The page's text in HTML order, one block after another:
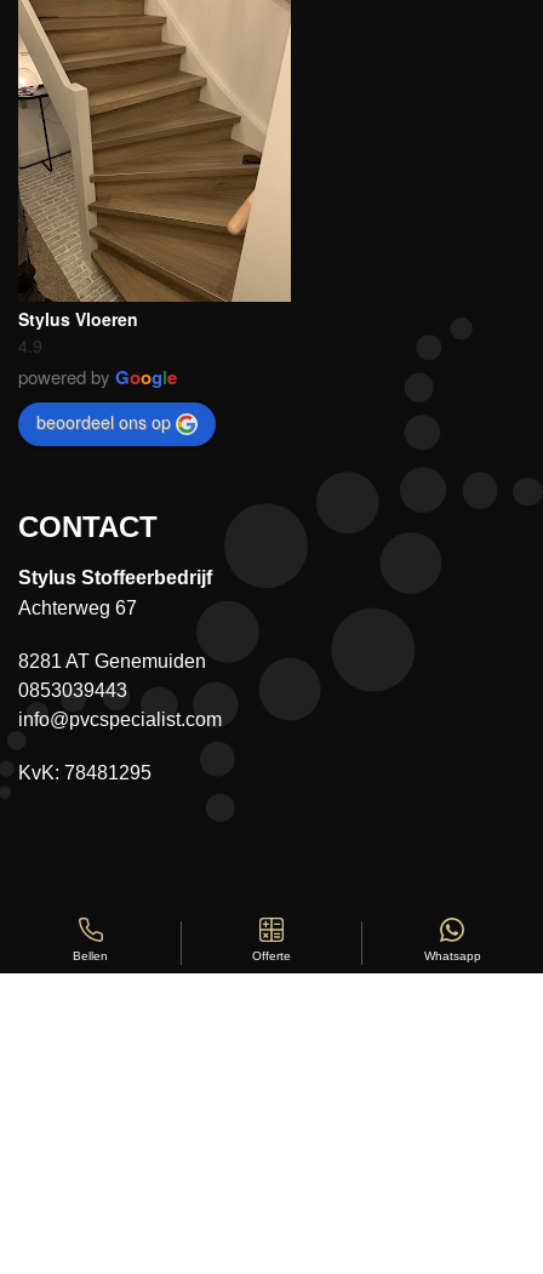
Stylus Vloeren
4.9
powered by Google
beoordeel ons op
CONTACT
Stylus Stoffeerbedrijf
Achterweg 67
8281 AT Genemuiden
0853039443
info@pvcspecialist.com
KvK: 78481295
Bellen Offerte Whatsapp